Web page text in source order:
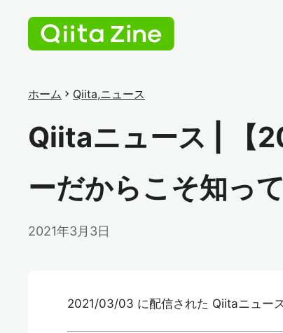
ホーム chevron_right Qiita,ニュース
Qiitaニュース | 【
ーだからこそ知っ
2021年3月3日
2021/03/03 に配信された Qiitaニュー